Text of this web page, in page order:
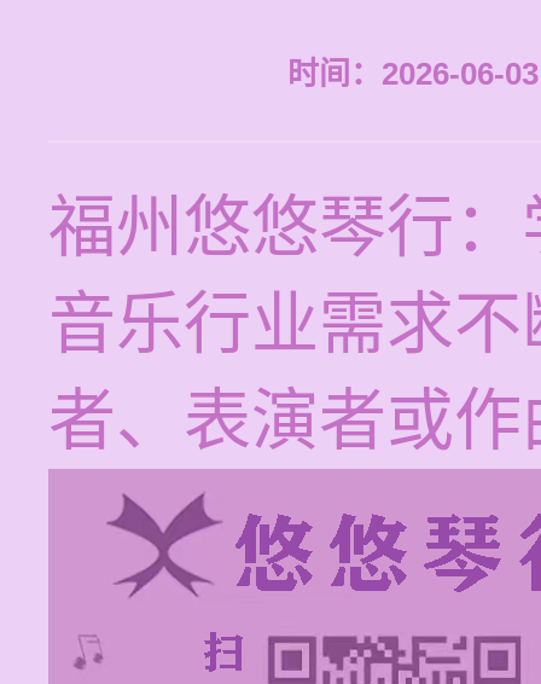
时间：2026-06-
福州悠悠琴行
音乐行业需求
者、表演者或